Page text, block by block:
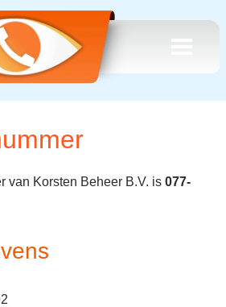
van Korsten Beheer B.V. is 077-